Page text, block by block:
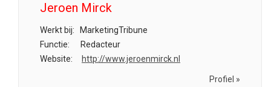
Jeroen Mirck
Werkt bij:
MarketingTribune
Functie:
Redacteur
Website:
http://www.jeroenmirck.nl
Profiel »